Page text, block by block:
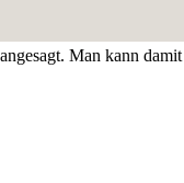
Man kann